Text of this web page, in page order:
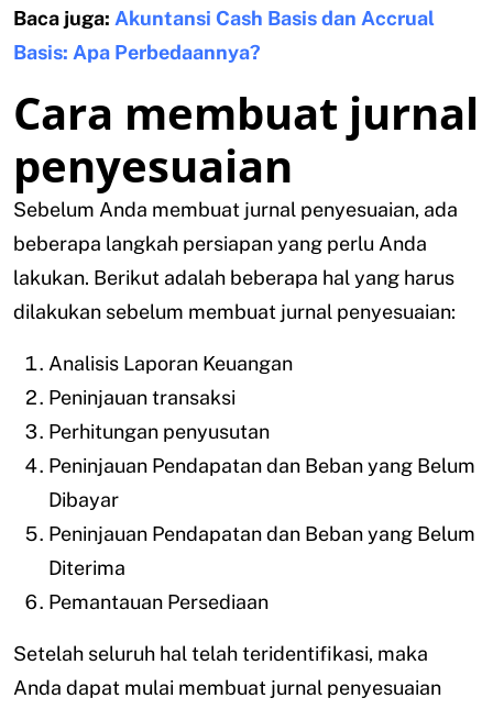
Baca juga: Akuntansi Cash Basis dan Accrual
Basis: Apa Perbedaannya?
Cara membuat jurnal
penyesuaian
Sebelum Anda membuat jurnal penyesuaian, ada
beberapa langkah persiapan yang perlu Anda
lakukan. Berikut adalah beberapa hal yang harus
dilakukan sebelum membuat jurnal penyesuaian:
Analisis Laporan Keuangan
Peninjauan transaksi
Perhitungan penyusutan
Peninjauan Pendapatan dan Beban yang Belum
Dibayar
Peninjauan Pendapatan dan Beban yang Belum
Diterima
Pemantauan Persediaan
Setelah seluruh hal telah teridentifikasi, maka
Anda dapat mulai membuat jurnal penyesuaian